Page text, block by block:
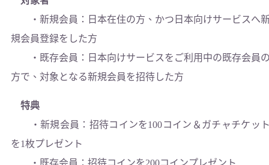
・新規会員：日本在住の方、かつ日本向けサービスへ
規会員登録をした方
・既存会員：日本向けサービスをご利用中の既存会員
方で、対象となる新規会員を招待した方
特典
・新規会員：招待コインを100コイン＆ガチャチケッ
を1枚プレゼント